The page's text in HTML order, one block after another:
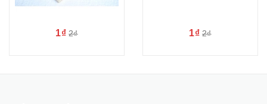
1₫ 2₫ 1₫ 2₫